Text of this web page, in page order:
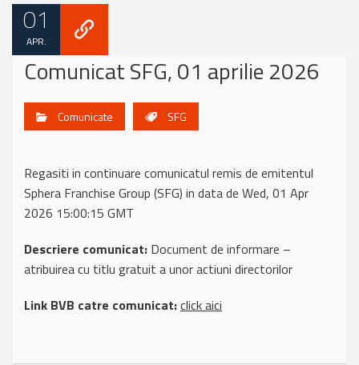
01
APR.
Comunicat SFG, 01 aprilie 2026
Comunicate SFG
Regasiti in continuare comunicatul remis de emitentul
Sphera Franchise Group (SFG) in data de Wed, 01 Apr
2026 15:00:15 GMT
Descriere comunicat: Document de informare –
atribuirea cu titlu gratuit a unor actiuni directorilor
Link BVB catre comunicat:click aici